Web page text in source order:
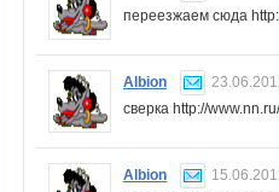
переезжаем сюда
Albion
сверка http://
Albion